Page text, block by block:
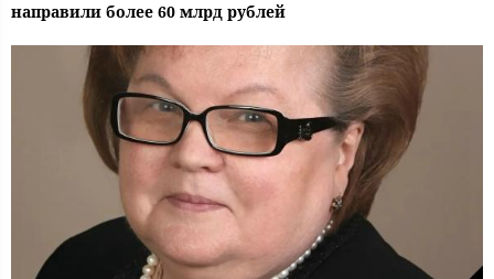
направили более 60 млрд рублей